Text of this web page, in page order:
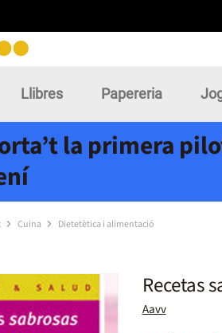
Llibres Papereria
la primera
Cuina Dietetètica i alimentació
Recetas
Aavv